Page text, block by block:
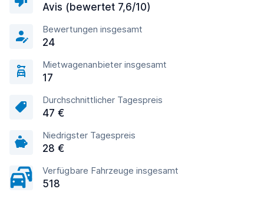
Avis (bewertet 7,6/10)
Bewertungen insgesamt
24
Mietwagenanbieter insgesamt
17
Durchschnittlicher Tagespreis
47 €
Niedrigster Tagespreis
28 €
Verfügbare Fahrzeuge insgesamt
518